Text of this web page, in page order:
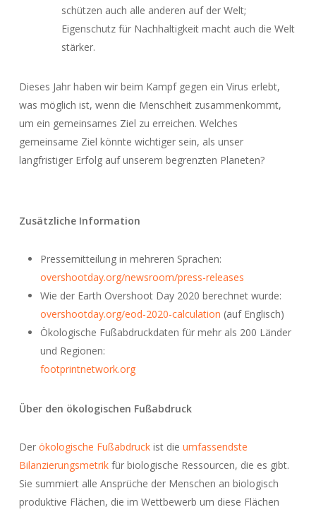
schützen auch alle anderen auf der Welt;
Eigenschutz für Nachhaltigkeit macht auch die Welt
stärker.
Dieses Jahr haben wir beim Kampf gegen ein Virus erlebt,
was möglich ist, wenn die Menschheit zusammenkommt,
um ein gemeinsames Ziel zu erreichen. Welches
gemeinsame Ziel könnte wichtiger sein, als unser
langfristiger Erfolg auf unserem begrenzten Planeten?
Zusätzliche Information
Pressemitteilung in mehreren Sprachen:
overshootday.org/newsroom/press-releases
Wie der Earth Overshoot Day 2020 berechnet wurde:
overshootday.org/eod-2020-calculation (auf Englisch)
Ökologische Fußabdruckdaten für mehr als 200 Länder
und Regionen:
footprintnetwork.org
Über den ökologischen Fußabdruck
Der ökologische Fußabdruckist die umfassendste
Bilanzierungsmetrikfür biologische Ressourcen, die es gibt.
Sie summiert alle Ansprüche der Menschen an biologisch
produktive Flächen, die im Wettbewerb um diese Flächen